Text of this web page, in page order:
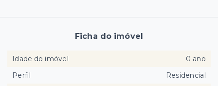
Ficha do imóvel
Idade do imóvel
0 ano
Perfil
Residencial